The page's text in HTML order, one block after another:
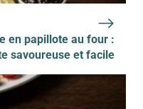
en papillote au four :
savoureuse et facile